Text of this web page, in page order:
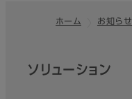
ホーム お知らせ
クイックリンク
ソリューション